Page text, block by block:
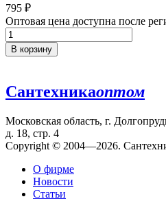
795 ₽
Оптовая цена доступна после
В корзину
Сантехникаоптом
Московская область, г.
д. 18, стр. 4
Copyright © 2004—2026.
О фирме
Новости
Статьи